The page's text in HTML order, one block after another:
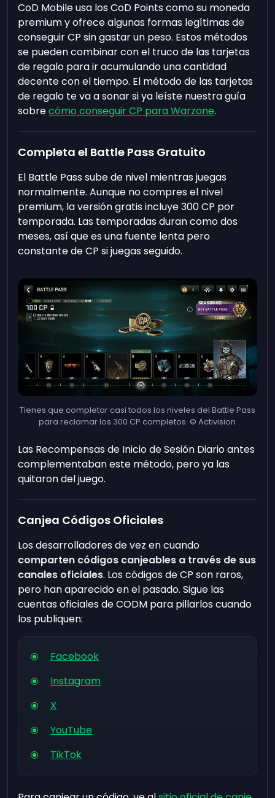
CoD Mobile usa los CoD Points como su moneda
premium y ofrece algunas formas legítimas de
conseguir CP sin gastar un peso. Estos métodos
se pueden combinar con el truco de las tarjetas
de regalo para ir acumulando una cantidad
decente con el tiempo. El método de las tarjetas
de regalo te va a sonar si ya leíste nuestra guía
sobrecómo conseguir CP para Warzone.
Completa el Battle Pass Gratuito
El Battle Pass sube de nivel mientras juegas
normalmente. Aunque no compres el nivel
premium, la versión gratis incluye 300 CP por
temporada. Las temporadas duran como dos
meses, así que es una fuente lenta pero
constante de CP si juegas seguido.
Tienes que completar casi todos los niveles del Battle Pass
para reclamar los 300 CP completos. © Activision
Las Recompensas de Inicio de Sesión Diario antes
complementaban este método, pero ya las
quitaron del juego.
Canjea Códigos Oficiales
Los desarrolladores de vez en cuando
comparten códigos canjeables a través de sus
canales oficiales. Los códigos de CP son raros,
pero han aparecido en el pasado. Sigue las
cuentas oficiales de CODM para pillarlos cuando
los publiquen:
Facebook
Instagram
X
YouTube
TikTok